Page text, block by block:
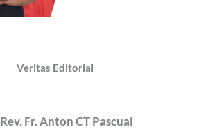
Veritas Editorial
Rev. Fr. Anton CT Pascual